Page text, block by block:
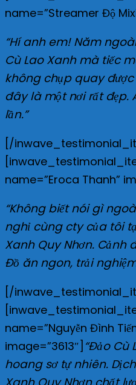
name=”Streamer Độ
“Hí anh em! Năm
Cù Lao Xanh mà tiếc
không chụp quay được
đây là một nơi rất đẹp.
lần.”
[/
name=”Eroca Thanh”
“Không biết nói gì
nghỉ cùng cty của tôi
Xanh Quy Nhơn. Cảnh
Đồ ăn ngon, trải
[/
name=”Nguyễn Đình
image=”3613″] “Đảo Cù
hoang sơ tự nhiên.